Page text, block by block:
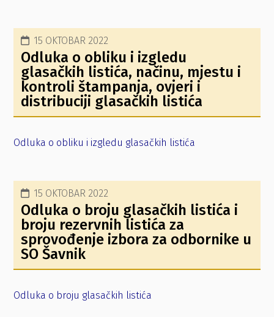
15 OKTOBAR 2022
Odluka o obliku i izgledu
glasačkih listića, načinu, mjestu i
kontroli štampanja, ovjeri i
distribuciji glasačkih listića
Odluka o obliku i izgledu glasačkih listića
15 OKTOBAR 2022
Odluka o broju glasačkih listića i
broju rezervnih listića za
sprovođenje izbora za odbornike u
SO Šavnik
Odluka o broju glasačkih listića